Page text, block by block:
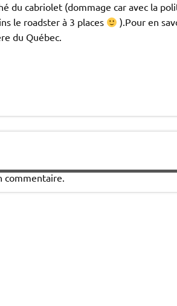
du cabriolet (dommage car avec la
le roadster à 3 places
).Pour en
du Québec.
commentaire.